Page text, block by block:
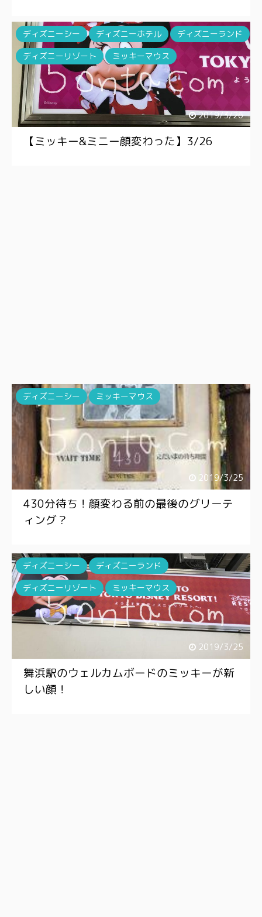
2019/3/26
ディズニーシー ディズニーホテル
ディズニーランド
ディズニーリゾート
ミッキーマウス
【ミッキー&ミニー顔変わった】3/26
2019/3/25
ディズニーシー ミッキーマウス
430分待ち！顔変わる前の最後のグリーテ
ィング？
2019/3/25
ディズニーシー
ディズニーランド
ディズニーリゾート
ミッキーマウス
舞浜駅のウェルカムボードのミッキーが新
しい顔！